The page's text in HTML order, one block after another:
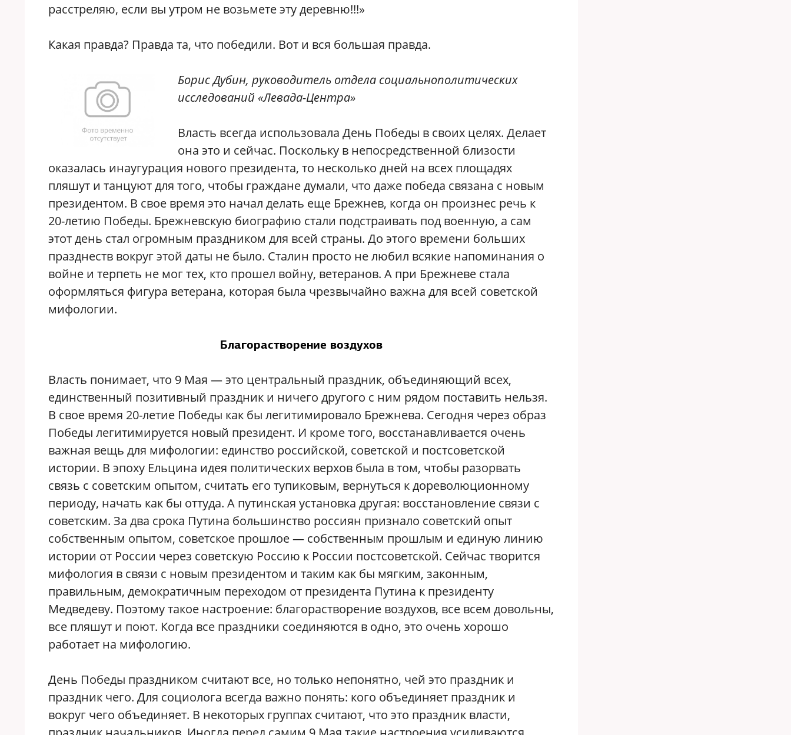
расстреляю, если вы утром не возьмете эту деревню!!!»
Какая правда? Правда та, что победили. Вот и вся большая правда.
Борис Дубин, руководитель отдела социальнополитических
исследований «Левада-Центра»
Власть всегда использовала День Победы в своих целях. Делает
она это и сейчас. Поскольку в непосредственной близости
оказалась инаугурация нового президента, то несколько дней на всех площадях
пляшут и танцуют для того, чтобы граждане думали, что даже победа связана с новым
президентом. В свое время это начал делать еще Брежнев, когда он произнес речь к
20-летию Победы. Брежневскую биографию стали подстраивать под военную, а сам
этот день стал огромным праздником для всей страны. До этого времени больших
празднеств вокруг этой даты не было. Сталин просто не любил всякие напоминания о
войне и терпеть не мог тех, кто прошел войну, ветеранов. А при Брежневе стала
оформляться фигура ветерана, которая была чрезвычайно важна для всей советской
мифологии.
Благорастворение воздухов
Власть понимает, что 9 Мая — это центральный праздник, объединяющий всех,
единственный позитивный праздник и ничего другого с ним рядом поставить нельзя.
В свое время 20-летие Победы как бы легитимировало Брежнева. Сегодня через образ
Победы легитимируется новый президент. И кроме того, восстанавливается очень
важная вещь для мифологии: единство российской, советской и постсоветской
истории. В эпоху Ельцина идея политических верхов была в том, чтобы разорвать
связь с советским опытом, считать его тупиковым, вернуться к дореволюционному
периоду, начать как бы оттуда. А путинская установка другая: восстановление связи с
советским. За два срока Путина большинство россиян признало советский опыт
собственным опытом, советское прошлое — собственным прошлым и единую линию
истории от России через советскую Россию к России постсоветской. Сейчас творится
мифология в связи с новым президентом и таким как бы мягким, законным,
правильным, демократичным переходом от президента Путина к президенту
Медведеву. Поэтому такое настроение: благорастворение воздухов, все всем довольны,
все пляшут и поют. Когда все праздники соединяются в одно, это очень хорошо
работает на мифологию.
День Победы праздником считают все, но только непонятно, чей это праздник и
праздник чего. Для социолога всегда важно понять: кого объединяет праздник и
вокруг чего объединяет. В некоторых группах считают, что это праздник власти,